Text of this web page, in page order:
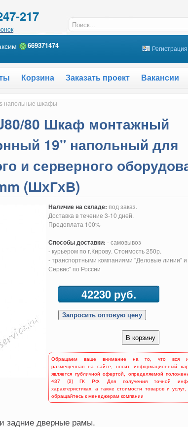
217
669371474 Регистрация
Корзина Заказать проект Вакансии
напольные шкафы
80 Шкаф монтажный
19" напольный для
и серверного
(ШхГхВ)
Наличие на складе: под заказ.
Доставка в течение 3-10 дней.
Предоплата 100%
Способы доставки: - самовывоз
- курьером по г.Кирову. Стоимость 250р.
- транспортными компаниями "Деловые линии"
Сервис" по России
42230 руб.
Обращаем ваше внимание на то, что вся
размещенная на сайте, носит информационный
является публичной офертой, определяемой
437 (2) ГК РФ. Для получения точной
характеристиках, а также стоимости товаров и услуг,
обращайтесь к менеджерам компании
задние дверные рамы.